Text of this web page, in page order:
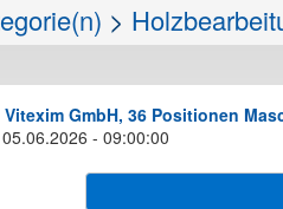
>
GmbH, 36 Positionen
- 09:00:00